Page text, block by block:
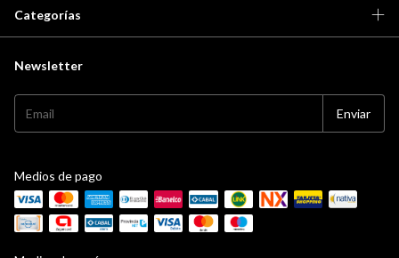
Categorías
Newsletter
Medios de pago